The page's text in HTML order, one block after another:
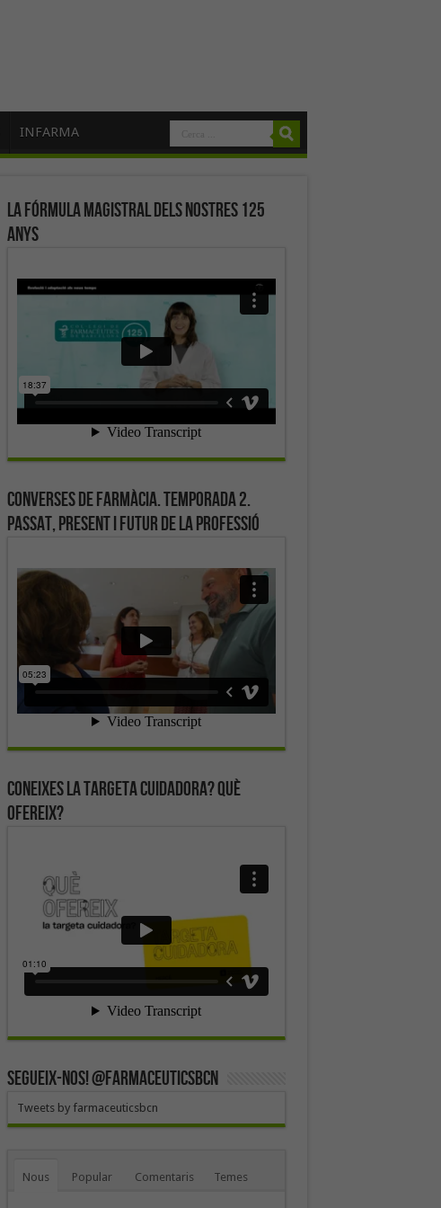
INFARMA
La fórmula magistral dels nostres 125
anys
Converses de farmàcia. Temporada 2.
Passat, present i futur de la professió
Coneixes la targeta cuidadora? Què
ofereix?
SEGUEIX-NOS! @farmaceuticsbcn
Tweets by farmaceuticsbcn
Nous Popular Comentaris Temes